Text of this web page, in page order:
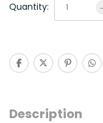
Quantity:
Description